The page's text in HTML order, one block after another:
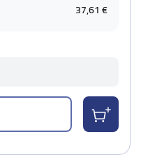
37,61 €